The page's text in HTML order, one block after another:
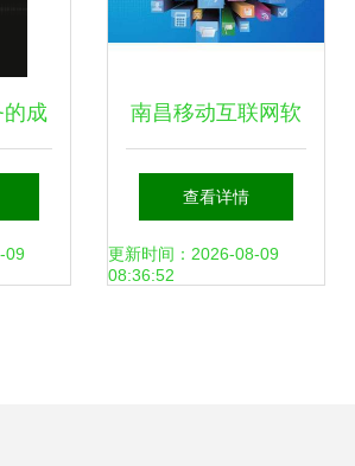
的成
专
代
09
南昌移动互联网软
件开发商城网站建
设开发指南与优质
查看详情
更新时间：2026-08-09
08:36:52